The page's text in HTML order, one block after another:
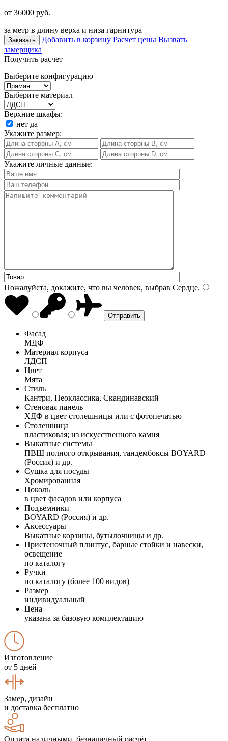
от 36000 руб.
за метр в длину верха и низа гарнитура
Заказать Добавить в корзину Расчет цены Вызвать
замерщика
Получить расчет
Выберите конфигурацию
Выберите материал
Верхние шкафы:
нет да
Укажите размер:
Укажите личные данные:
Пожалуйста, докажите, что вы человек, выбрав Сердце.
Фасад
МДФ
Материал корпуса
ЛДСП
Цвет
Мята
Стиль
Кантри, Неоклассика, Скандинавский
Стеновая панель
ХДФ в цвет столешницы или с фотопечатью
Столешница
пластиковая; из искусственного камня
Выкатные системы
ПВШ полного открывания, тандембоксы BOYARD
(Россия) и др.
Сушка для посуды
Хромированная
Цоколь
в цвет фасадов или корпуса
Подъемники
BOYARD (Россия) и др.
Аксессуары
Выкатные корзины, бутылочницы и др.
Пристеночный плинтус, барные стойки и навески,
освещение
по каталогу
Ручки
по каталогу (более 100 видов)
Размер
индивидуальный
Цена
указана за базовую комплектацию
Изготовление
от 5 дней
Замер, дизайн
и доставка бесплатно
Оплата наличными, безналичный расчёт